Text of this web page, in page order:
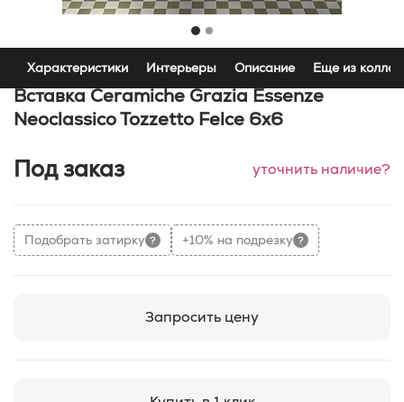
Характеристики Интерьеры Описание Еще из
Вставка Ceramiche Grazia Essenze
Neoclassico Tozzetto Felce 6x6
Под заказ уточнить наличие?
Подобрать затирку +10% на подрезку
Запросить цену